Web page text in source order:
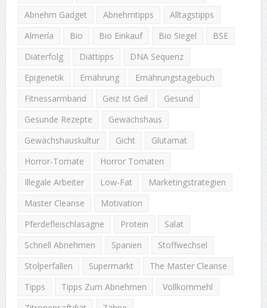
Abnehm Gadget
Abnehmtipps
Alltagstipps
Almería
Bio Bio Einkauf Bio Siegel
BSE
Diäterfolg
Diättipps
DNA Sequenz
Epigenetik
Ernährung
Ernährungstagebuch
Fitnessarmband
Geiz Ist Geil
Gesund
Gesunde Rezepte
Gewächshaus
Gewächshauskultur
Gicht
Glutamat
Horror-Tomate
Horror Tomaten
Illegale Arbeiter
Low-Fat
Marketingstrategien
Master Cleanse
Motivation
Pferdefleischlasagne
Protein
Salat
Schnell Abnehmen
Spanien
Stoffwechsel
Stolperfallen
Supermarkt
The Master Cleanse
Tipps
Tipps Zum Abnehmen
Vollkornmehl